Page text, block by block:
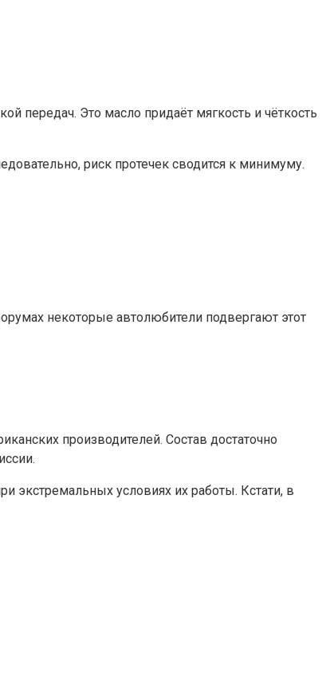
передач. Это масло придаёт мягкость и чёткость
риск протечек сводится к минимуму.
некоторые автолюбители подвергают этот
производителей. Состав достаточно
экстремальных условиях их работы. Кстати, в